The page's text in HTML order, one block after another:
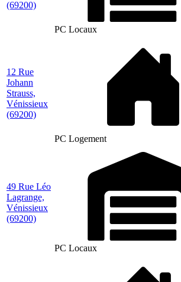
(69200)
PC Locaux
12 Rue
Johann
Strauss,
Vénissieux
(69200)
PC Logement
49 Rue Léo
Lagrange,
Vénissieux
(69200)
PC Locaux